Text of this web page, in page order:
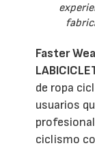
Faster
de ropa
usuarios
ciclismo